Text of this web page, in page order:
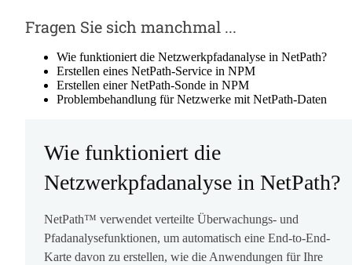
Fragen Sie sich manchmal ...
Wie funktioniert die Netzwerkpfadanalyse in NetPath?
Erstellen eines NetPath-Service in NPM
Erstellen einer NetPath-Sonde in NPM
Problembehandlung für Netzwerke mit NetPath-Daten
Wie funktioniert die
Netzwerkpfadanalyse in NetPath?
NetPath™ verwendet verteilte Überwachungs- und
Pfadanalysefunktionen, um automatisch eine End-to-End-
Karte davon zu erstellen, wie die Anwendungen für Ihre